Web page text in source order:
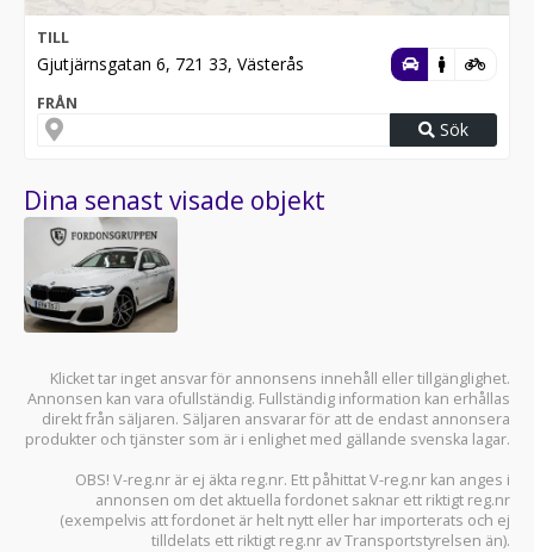
TILL
Gjutjärnsgatan 6, 721 33, Västerås
FRÅN
Sök
Dina senast visade objekt
Klicket tar inget ansvar för annonsens innehåll eller tillgänglighet.
Annonsen kan vara ofullständig. Fullständig information kan erhållas
direkt från säljaren. Säljaren ansvarar för att de endast annonsera
produkter och tjänster som är i enlighet med gällande svenska lagar.
OBS! V-reg.nr är ej äkta reg.nr. Ett påhittat V-reg.nr kan anges i
annonsen om det aktuella fordonet saknar ett riktigt reg.nr
(exempelvis att fordonet är helt nytt eller har importerats och ej
tilldelats ett riktigt reg.nr av Transportstyrelsen än).